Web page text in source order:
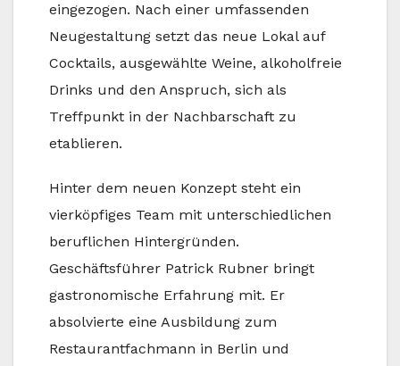
eingezogen. Nach einer umfassenden
Neugestaltung setzt das neue Lokal auf
Cocktails, ausgewählte Weine, alkoholfreie
Drinks und den Anspruch, sich als
Treffpunkt in der Nachbarschaft zu
etablieren.
Hinter dem neuen Konzept steht ein
vierköpfiges Team mit unterschiedlichen
beruflichen Hintergründen.
Geschäftsführer Patrick Rubner bringt
gastronomische Erfahrung mit. Er
absolvierte eine Ausbildung zum
Restaurantfachmann in Berlin und